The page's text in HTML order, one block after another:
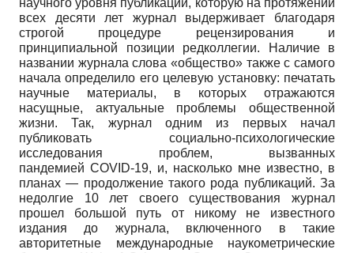
научного уровня публикаций, которую на протяжении
всех десяти лет журнал выдерживает благодаря
строгой процедуре рецензирования и
принципиальной позиции редколлегии. Наличие в
названии журнала слова «общество» также с самого
начала определило его целевую установку: печатать
научные материалы, в которых отражаются
насущные, актуальные проблемы общественной
жизни. Так, журнал одним из первых начал
публиковать социально-психологические
исследования проблем, вызванных
пандемией COVID-19, и, насколько мне известно, в
планах — продолжение такого рода публикаций. За
недолгие 10 лет своего существования журнал
прошел большой путь от никому не известного
издания до журнала, включенного в такие
авторитетные международные наукометрические